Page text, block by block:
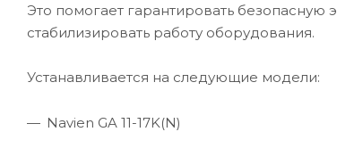
Это помогает гарантировать безопасную
стабилизировать работу оборудования.
Устанавливается на следующие модели:
Navien GA 11-17K(N)